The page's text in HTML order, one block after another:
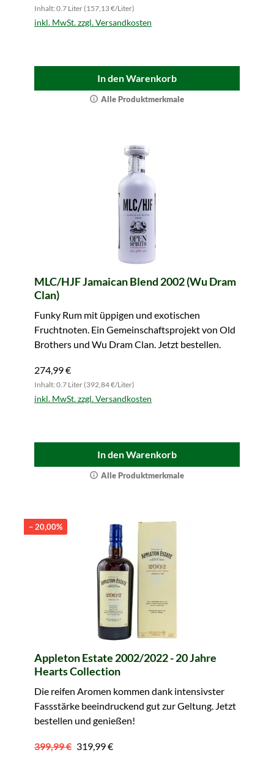
Inhalt: 0.7 Liter (157,13 €/Liter)
inkl. MwSt. zzgl. Versandkosten
In den Warenkorb
Alle Produktmerkmale
MLC/HJF Jamaican Blend 2002 (Wu Dram
Clan)
Funky Rum mit üppigen und exotischen
Fruchtnoten. Ein Gemeinschaftsprojekt von Old
Brothers und Wu Dram Clan. Jetzt bestellen.
274,99 €
Inhalt: 0.7 Liter (392,84 €/Liter)
inkl. MwSt. zzgl. Versandkosten
In den Warenkorb
Alle Produktmerkmale
– 20,00%
Appleton Estate 2002/2022 - 20 Jahre
Hearts Collection
Die reifen Aromen kommen dank intensivster
Fassstärke beeindruckend gut zur Geltung. Jetzt
bestellen und genießen!
399,99 € 319,99 €